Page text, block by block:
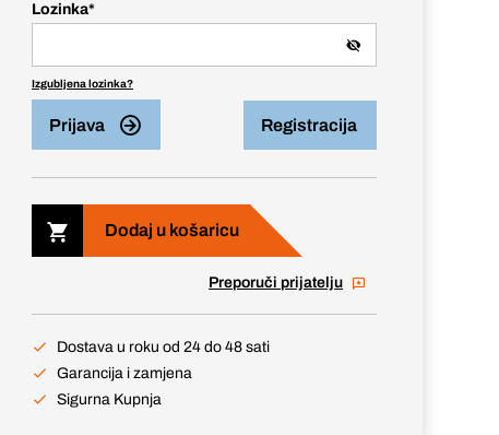
Lozinka*
Izgubljena lozinka?
Prijava Registracija
Dodaj u košaricu
Preporuči prijatelju
Dostava u roku od 24 do 48 sati
Garancija i zamjena
Sigurna Kupnja